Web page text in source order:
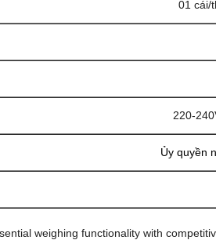
01 cái/
220-
Ủy quyền
weighing functionality with